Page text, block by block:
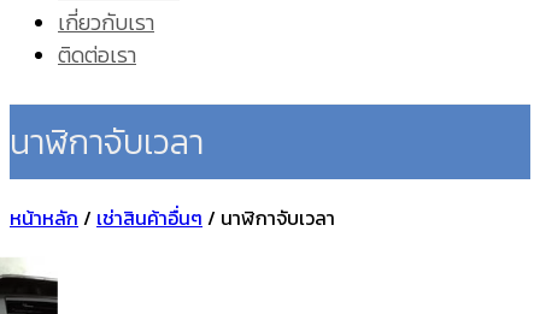
เกี่ยวกับเรา
ติดต่อเรา
นาฬิกาจับเวลา
หน้าหลัก / เช่าสินค้าอื่นๆ / นาฬิกาจับเวลา